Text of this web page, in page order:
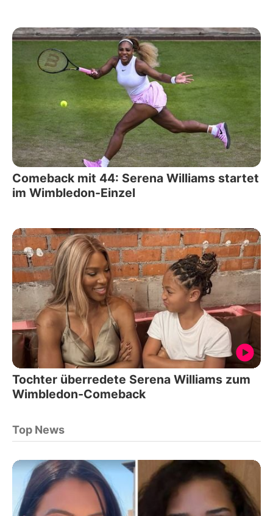
Comeback mit 44: Serena Williams startet
im Wimbledon-Einzel
Tochter überredete Serena Williams zum
Wimbledon-Comeback
Top News